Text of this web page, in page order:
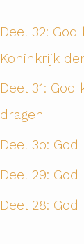
Deel 32:
Koninkrijk
Deel 31:
dragen
Deel 3o:
Deel 29:
Deel 28: